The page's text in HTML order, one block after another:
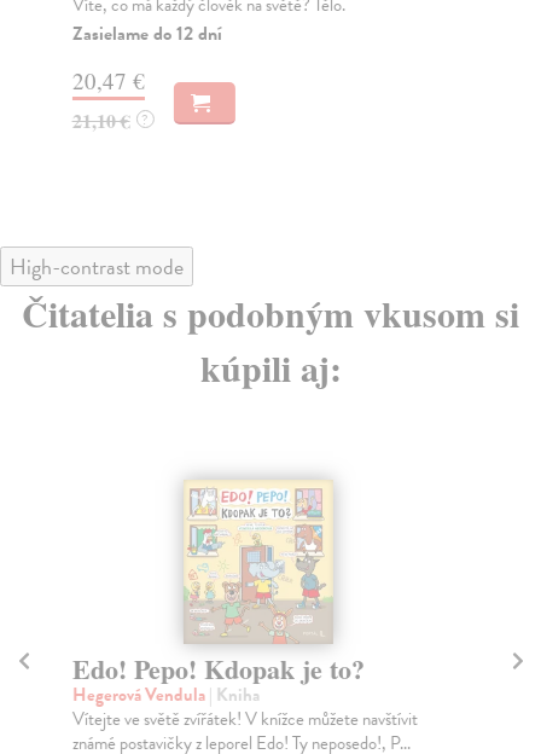
Zasielame do 12 dní
20,47 €
21,10 € ?
High-contrast mode
Čitatelia s podobným vkusom si
kúpili aj:
Edo! Pepo! Kdopak je to?
Hegerová Vendula| Kniha
Vítejte ve světě zvířátek! V knížce můžete navštívit
známé postavičky z leporel Edo! Ty neposedo!, P...